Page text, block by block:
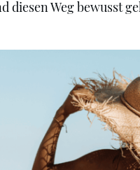
diesen Weg bewusst